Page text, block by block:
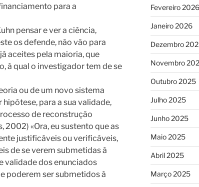
para a
pensar e ver a ciência,
os defende, não vão para
aceites pela maioria, que
à qual o investigador tem de se
ou de um novo sistema
para a sua validade,
de reconstrução
2002) «Ora, eu sustento que as
justificáveis ou verificáveis,
de se verem submetidas à
validade dos enunciados
poderem ser submetidos à
Fevereiro 2026
Janeiro 2026
Dezembro
Novembro
Outubro 2025
Julho 2025
Junho 2025
Maio 2025
Abril 2025
Março 2025